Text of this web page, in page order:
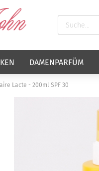
DAMENPARFÜM
Lacte - 200ml SPF 30